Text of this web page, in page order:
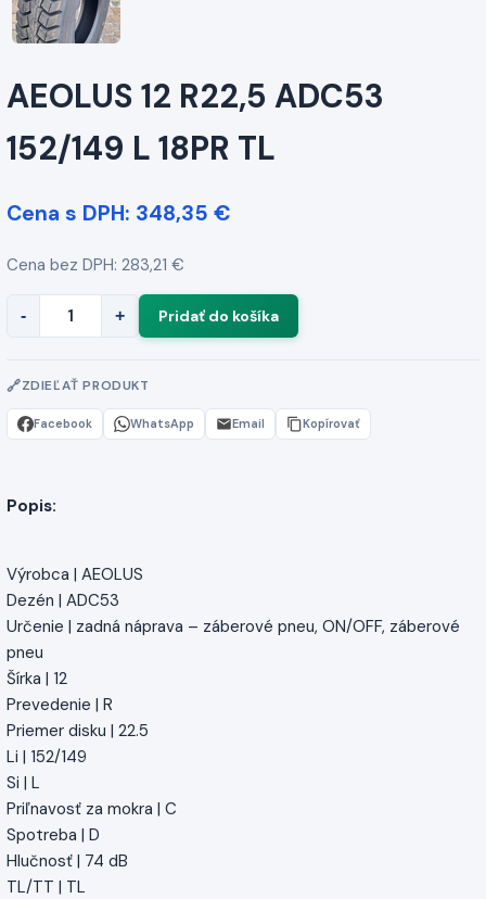
AEOLUS 12 R22,5 ADC53
152/149 L 18PR TL
Cena s DPH: 348,35 €
Cena bez DPH: 283,21 €
- +
ZDIEĽAŤ PRODUKT
Facebook WhatsApp Email Kopírovať
Popis:
Výrobca | AEOLUS
Dezén | ADC53
Určenie | zadná náprava – záberové pneu, ON/OFF, záberové
pneu
Šírka | 12
Prevedenie | R
Priemer disku | 22.5
Li | 152/149
Si | L
Priľnavosť za mokra | C
Spotreba | D
Hlučnosť | 74 dB
TL/TT | TL